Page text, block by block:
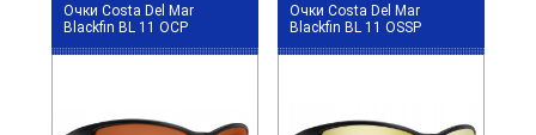
Очки Costa Del Mar
Blackfin BL 11 OCP
Очки Costa Del Mar
Blackfin BL 11 OSSP